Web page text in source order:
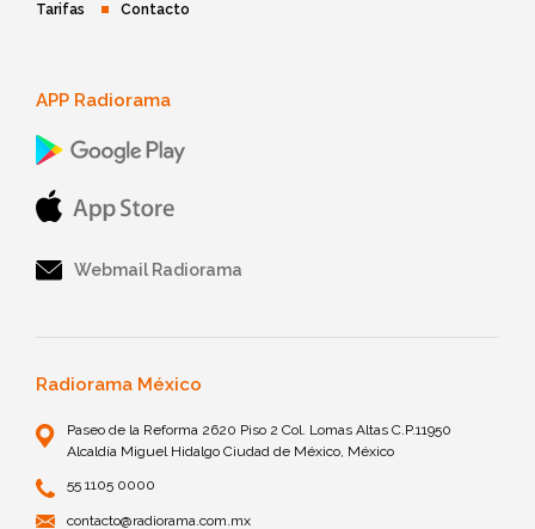
Tarifas Contacto
APP Radiorama
Webmail Radiorama
Radiorama México
Paseo de la Reforma 2620 Piso 2 Col. Lomas Altas C.P.11950
Alcaldía Miguel Hidalgo Ciudad de México, México
55 1105 0000
contacto@radiorama.com.mx